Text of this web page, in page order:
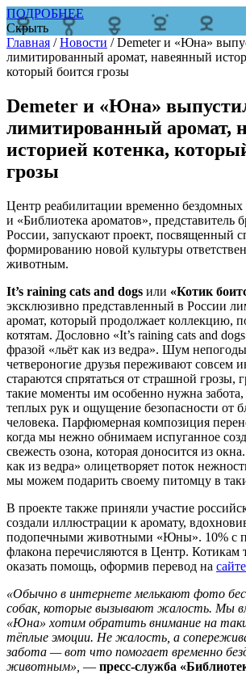
ПОДРОБНЕЕ
Скрыть
Главная / Новости / Demeter и «Юна»
лимитированный аромат, навеянный
который боится грозы
Demeter и «Юна»
лимитированный аромат,
историей котенка,
грозы
Центр реабилитации временно
и «Библиотека ароматов», представитель
России, запускают проект, посвященный
формированию новой культуры
животным.
It’s raining cats and dogs или «Котик
эксклюзивно представленный в России
аромат, который продолжает коллекцию,
котятам. Дословно «It’s raining cats and
фразой «льёт как из ведра». Шум
четвероногие друзья переживают совсем
стараются спрятаться от страшной грозы,
такие моменты им особенно нужна
теплых рук и ощущение безопасности от
человека. Парфюмерная композиция
когда мы нежно обнимаем испуганное
свежесть озона, которая доносится из
как из ведра» олицетворяет поток
мы можем подарить своему питомцу в
В проекте также приняли участие
создали иллюстрации к аромату,
подопечными животными «Юны». 10% с
флакона перечисляются в Центр.
оказать помощь, оформив перевод на
«Обычно в интернете мелькают фото
собак, которые вызывают жалость. Мы
«Юна» хотим обратить внимание на
тёплые эмоции. Не жалость, а
забота — вот что помогает временно
животным», — пресс-служба